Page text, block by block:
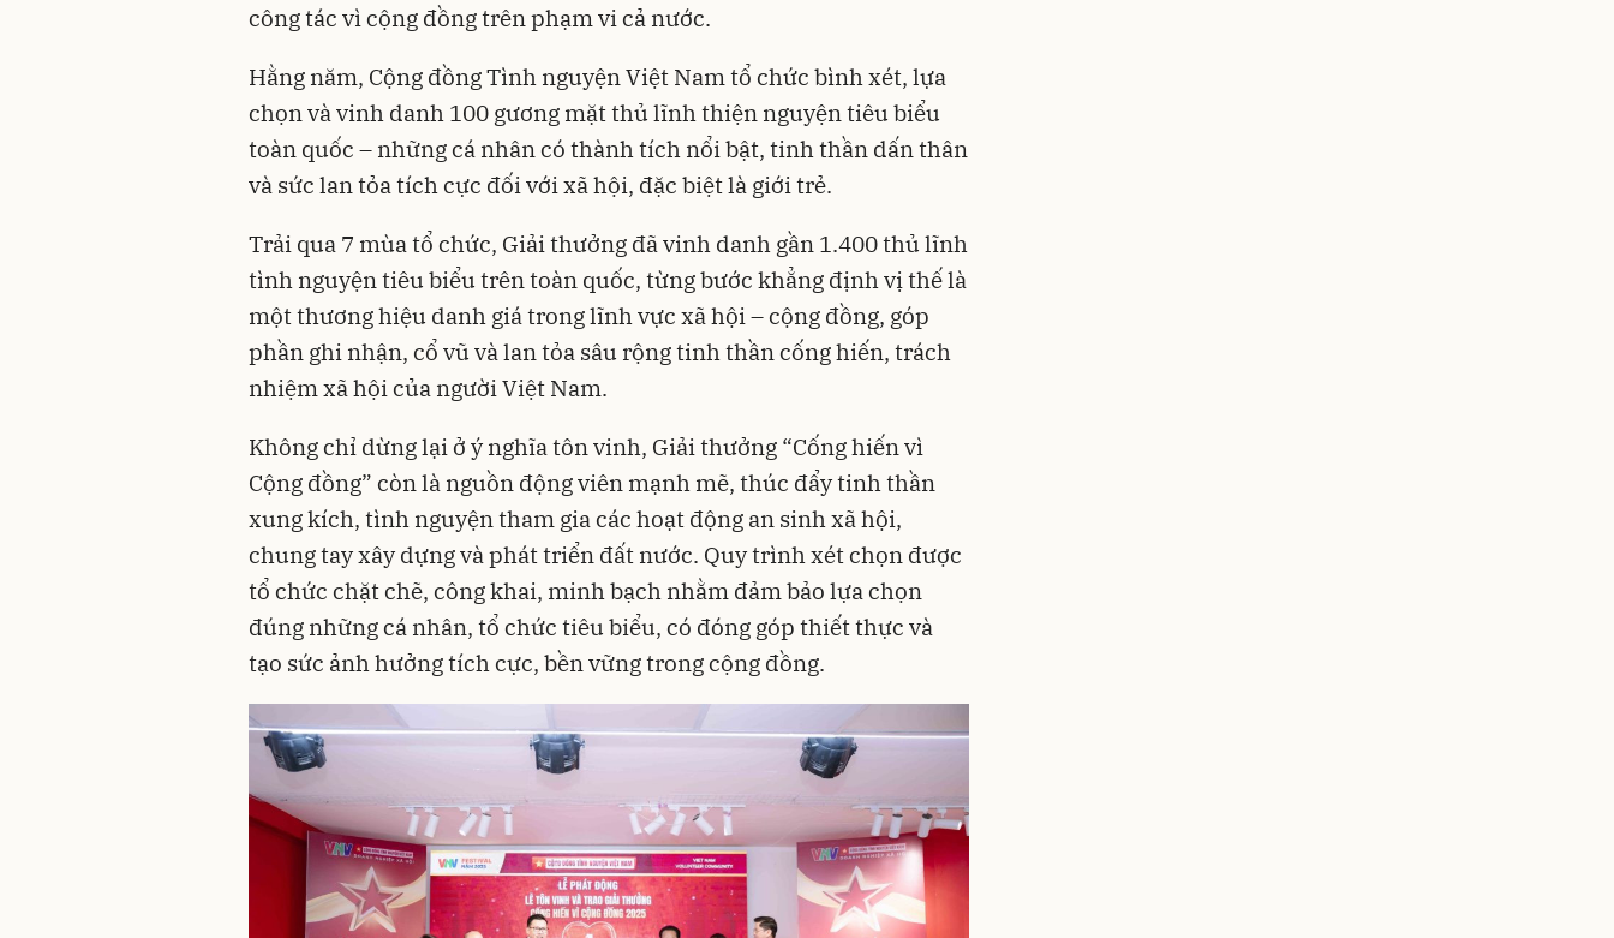
công tác vì cộng đồng trên phạm vi cả nước.
Hằng năm, Cộng đồng Tình nguyện Việt Nam tổ chức bình xét, lựa
chọn và vinh danh 100 gương mặt thủ lĩnh thiện nguyện tiêu biểu
toàn quốc – những cá nhân có thành tích nổi bật, tinh thần dấn thân
và sức lan tỏa tích cực đối với xã hội, đặc biệt là giới trẻ.
Trải qua 7 mùa tổ chức, Giải thưởng đã vinh danh gần 1.400 thủ lĩnh
tình nguyện tiêu biểu trên toàn quốc, từng bước khẳng định vị thế là
một thương hiệu danh giá trong lĩnh vực xã hội – cộng đồng, góp
phần ghi nhận, cổ vũ và lan tỏa sâu rộng tinh thần cống hiến, trách
nhiệm xã hội của người Việt Nam.
Không chỉ dừng lại ở ý nghĩa tôn vinh, Giải thưởng “Cống hiến vì
Cộng đồng” còn là nguồn động viên mạnh mẽ, thúc đẩy tinh thần
xung kích, tình nguyện tham gia các hoạt động an sinh xã hội,
chung tay xây dựng và phát triển đất nước. Quy trình xét chọn được
tổ chức chặt chẽ, công khai, minh bạch nhằm đảm bảo lựa chọn
đúng những cá nhân, tổ chức tiêu biểu, có đóng góp thiết thực và
tạo sức ảnh hưởng tích cực, bền vững trong cộng đồng.